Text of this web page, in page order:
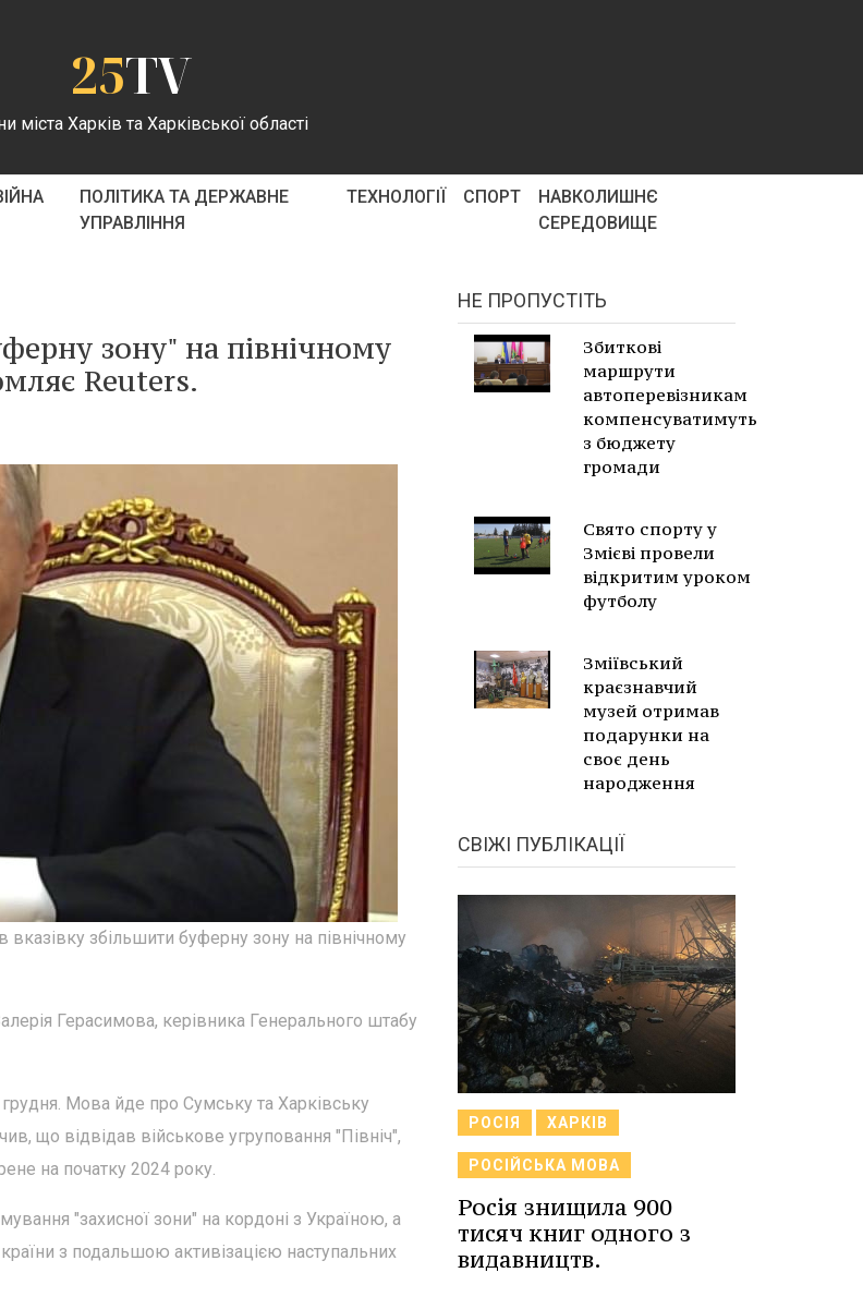
25TV
міста Харків та Харківської області
ПОЛІТИКА ТА ДЕРЖАВНЕ
УПРАВЛІННЯ
ТЕХНОЛОГІЇ СПОРТ
НАВКОЛИШНЄ
СЕРЕДОВИЩЕ
зону" на північному
Reuters.
збільшити буферну зону на північному
Герасимова, керівника Генерального штабу
Мова йде про Сумську та Харківську
що відвідав військове угруповання "Північ",
на початку 2024 року.
"захисної зони" на кордоні з Україною, а
з подальшою активізацією наступальних
НЕ ПРОПУСТІТЬ
Збиткові
маршрути
автоперевізникам
компенсуватимуть
з бюджету
громади
Свято спорту у
Змієві провели
відкритим уроком
футболу
Зміївський
краєзнавчий
музей отримав
подарунки на
своє день
народження
СВІЖІ ПУБЛІКАЦІЇ
РОСІЯ ХАРКІВ
РОСІЙСЬКА МОВА
Росія знищила 900
тисяч книг одного з
видавництв.